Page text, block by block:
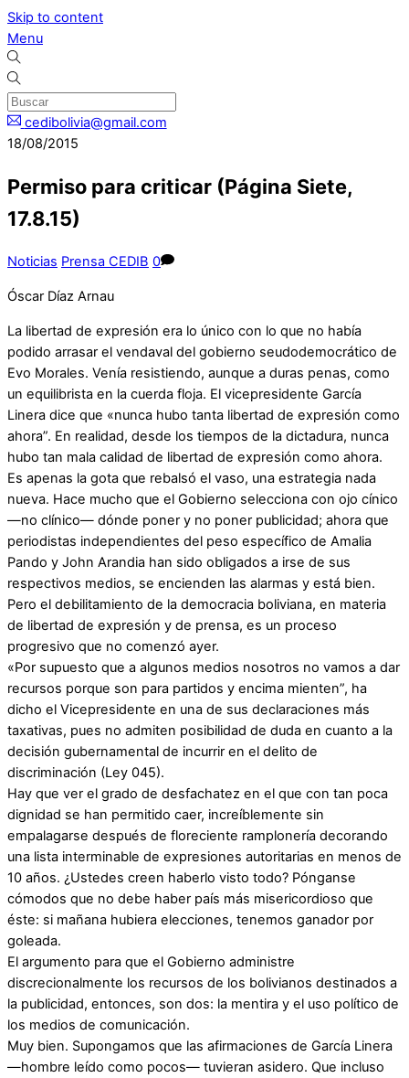
Skip to content
Menu
cedibolivia@gmail.com
18/08/2015
Permiso para criticar (Página Siete,
17.8.15)
Noticias Prensa CEDIB 0
Óscar Díaz Arnau
La libertad de expresión era lo único con lo que no había
podido arrasar el vendaval del gobierno seudodemocrático de
Evo Morales. Venía resistiendo, aunque a duras penas, como
un equilibrista en la cuerda floja. El vicepresidente García
Linera dice que «nunca hubo tanta libertad de expresión como
ahora”. En realidad, desde los tiempos de la dictadura, nunca
hubo tan mala calidad de libertad de expresión como ahora.
Es apenas la gota que rebalsó el vaso, una estrategia nada
nueva. Hace mucho que el Gobierno selecciona con ojo cínico
—no clínico— dónde poner y no poner publicidad; ahora que
periodistas independientes del peso específico de Amalia
Pando y John Arandia han sido obligados a irse de sus
respectivos medios, se encienden las alarmas y está bien.
Pero el debilitamiento de la democracia boliviana, en materia
de libertad de expresión y de prensa, es un proceso
progresivo que no comenzó ayer.
«Por supuesto que a algunos medios nosotros no vamos a dar
recursos porque son para partidos y encima mienten”, ha
dicho el Vicepresidente en una de sus declaraciones más
taxativas, pues no admiten posibilidad de duda en cuanto a la
decisión gubernamental de incurrir en el delito de
discriminación (Ley 045).
Hay que ver el grado de desfachatez en el que con tan poca
dignidad se han permitido caer, increíblemente sin
empalagarse después de floreciente ramplonería decorando
una lista interminable de expresiones autoritarias en menos de
10 años. ¿Ustedes creen haberlo visto todo? Pónganse
cómodos que no debe haber país más misericordioso que
éste: si mañana hubiera elecciones, tenemos ganador por
goleada.
El argumento para que el Gobierno administre
discrecionalmente los recursos de los bolivianos destinados a
la publicidad, entonces, son dos: la mentira y el uso político de
los medios de comunicación.
Muy bien. Supongamos que las afirmaciones de García Linera
—hombre leído como pocos— tuvieran asidero. Que incluso